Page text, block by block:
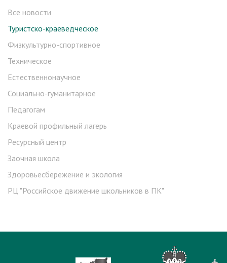
Все новости
Туристско-краеведческое
Физкультурно-спортивное
Техническое
Естественнонаучное
Социально-гуманитарное
Педагогам
Краевой профильный лагерь
Ресурсный центр
Заочная школа
Здоровьесбережение и экология
РЦ "Российское движение школьников в ПК"